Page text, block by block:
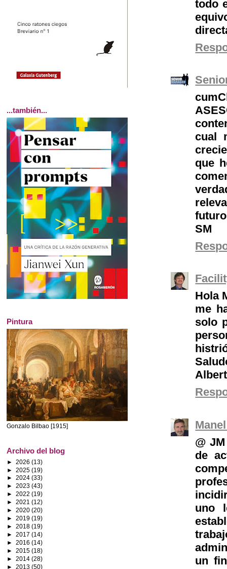
todo
cual
que
SM
Hola
me
solo
@
de
uno
un
...también...
Pintura
Gonzalo Bilbao [1915]
Archivo del blog
► 2026 (13)
► 2025 (19)
► 2024 (33)
► 2023 (43)
► 2022 (19)
► 2021 (12)
► 2020 (20)
► 2019 (19)
► 2018 (19)
► 2017 (14)
► 2016 (14)
► 2015 (18)
► 2014 (28)
► 2013 (50)